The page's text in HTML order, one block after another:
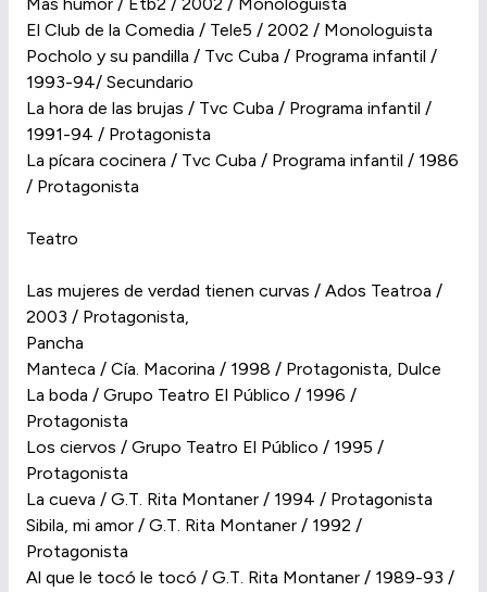
El Club de la Comedia / Tele5 / 2002 / Monologuista
Pocholo y su pandilla / Tvc Cuba / Programa infantil /
1993-94/ Secundario
La hora de las brujas / Tvc Cuba / Programa infantil /
1991-94 / Protagonista
La pícara cocinera / Tvc Cuba / Programa infantil / 1986
/ Protagonista
Teatro
Las mujeres de verdad tienen curvas / Ados Teatroa /
2003 / Protagonista,
Pancha
Manteca / Cía. Macorina / 1998 / Protagonista, Dulce
La boda / Grupo Teatro El Público / 1996 /
Protagonista
Los ciervos / Grupo Teatro El Público / 1995 /
Protagonista
La cueva / G.T. Rita Montaner / 1994 / Protagonista
Sibila, mi amor / G.T. Rita Montaner / 1992 /
Protagonista
Al que le tocó le tocó / G.T. Rita Montaner / 1989-93 /